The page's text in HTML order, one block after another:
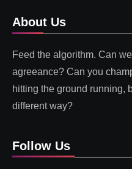
About Us
Feed the algorithm. Can
agreeance? Can you
hitting the ground running,
different way?
Follow Us